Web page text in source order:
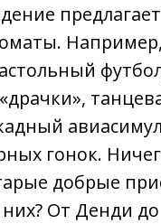
Например,
гонок.
добрые
От Денди до